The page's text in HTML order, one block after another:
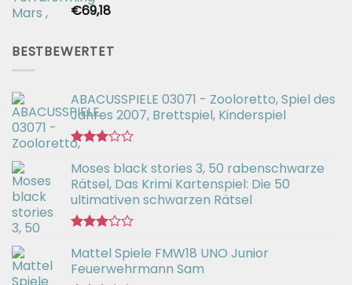
Bewertet
von 5
€69,18
BESTBEWERTET
ABACUSSPIELE 03071 - Zooloretto, Spiel des
Jahres 2007, Brettspiel, Kinderspiel
mit
3.02
von 5
Moses black stories 3, 50 rabenschwarze
Rätsel, Das Krimi Kartenspiel: Die 50
ultimativen schwarzen Rätsel
mit
3.00
von 5
Mattel Spiele FMW18 UNO Junior
Feuerwehrmann Sam